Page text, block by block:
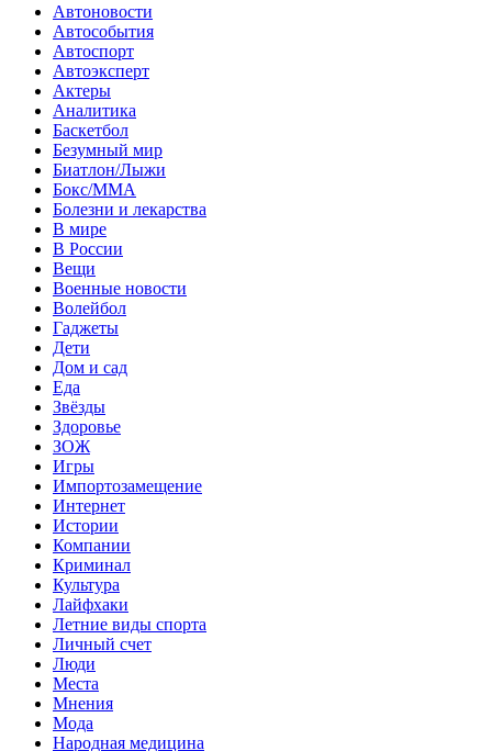
Автоновости
Автособытия
Автоспорт
Автоэксперт
Актеры
Аналитика
Баскетбол
Безумный мир
Биатлон/Лыжи
Бокс/MMA
Болезни и лекарства
В мире
В России
Вещи
Военные новости
Волейбол
Гаджеты
Дети
Дом и сад
Еда
Звёзды
Здоровье
ЗОЖ
Игры
Импортозамещение
Интернет
Истории
Компании
Криминал
Культура
Лайфхаки
Летние виды спорта
Личный счет
Люди
Места
Мнения
Мода
Народная медицина